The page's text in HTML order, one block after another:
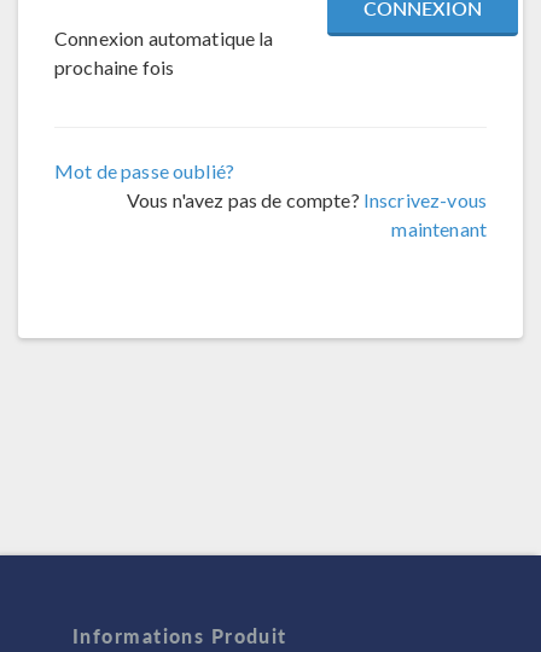
Connexion automatique la
prochaine fois
Mot de passe oublié?
Vous n'avez pas de compte? Inscrivez-vous
maintenant
Informations Produit